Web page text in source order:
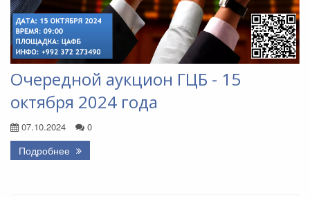
Очередной аукцион ГЦБ - 15
октября 2024 года
07.10.2024 0
Подробнее